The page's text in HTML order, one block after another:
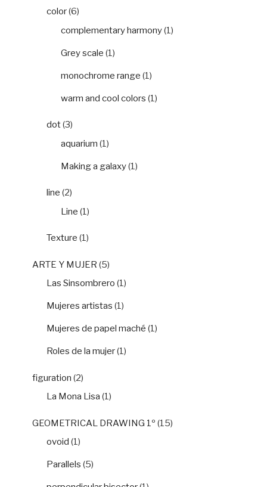
color(6)
complementary harmony(1)
Grey scale (1)
monochrome range (1)
warm and cool colors (1)
dot(3)
aquarium (1)
Making a galaxy(1)
line (2)
Line (1)
Texture (1)
ARTE Y MUJER (5)
Las Sinsombrero (1)
Mujeres artistas (1)
Mujeres de papel maché (1)
Roles de la mujer(1)
figuration (2)
La Mona Lisa (1)
GEOMETRICAL DRAWING 1º (15)
ovoid (1)
Parallels (5)